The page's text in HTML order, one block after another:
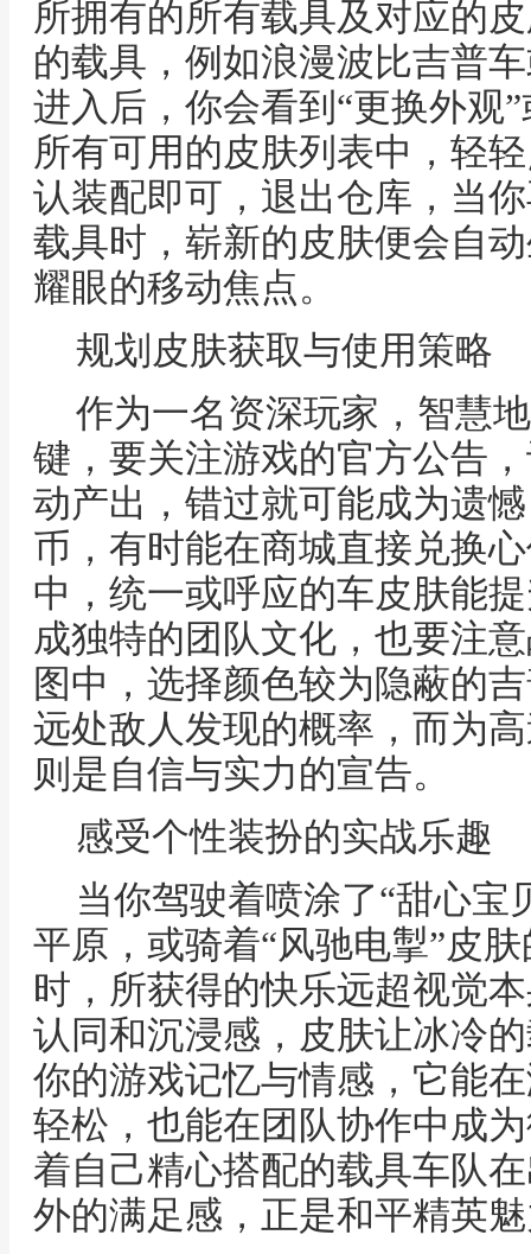
所拥有的所有载具及对应的
的载具，例如浪漫波比吉普
进入后，你会看到“更换外观
所有可用的皮肤列表中，轻
认装配即可，退出仓库，当
载具时，崭新的皮肤便会自
耀眼的移动焦点。
规划皮肤获取与使用策略
作为一名资深玩家，智慧
键，要关注游戏的官方公告
动产出，错过就可能成为遗
币，有时能在商城直接兑换
中，统一或呼应的车皮肤能
成独特的团队文化，也要注
图中，选择颜色较为隐蔽的
远处敌人发现的概率，而为
则是自信与实力的宣告。
感受个性装扮的实战乐趣
当你驾驶着喷涂了“甜心宝
平原，或骑着“风驰电掣”皮
时，所获得的快乐远超视觉
认同和沉浸感，皮肤让冰冷
你的游戏记忆与情感，它能
轻松，也能在团队协作中成
着自己精心搭配的载具车队
外的满足感，正是和平精英